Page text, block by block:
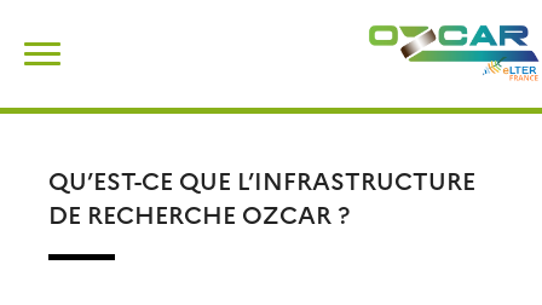
content
QU’EST-CE QUE L’INFRASTRUCTURE
DE RECHERCHE OZCAR ?